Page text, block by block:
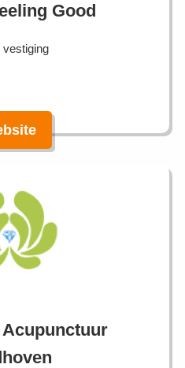
Good
vestiging
Acupunctuur